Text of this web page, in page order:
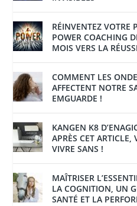
RÉINVENTEZ VOTRE
POWER COACHING
MOIS VERS LA
COMMENT LES
AFFECTENT NOTRE
EMGUARDE !
KANGEN K8
APRÈS CET ARTICLE,
VIVRE SANS !
MAÎTRISER
LA COGNITION, UN
SANTÉ ET LA